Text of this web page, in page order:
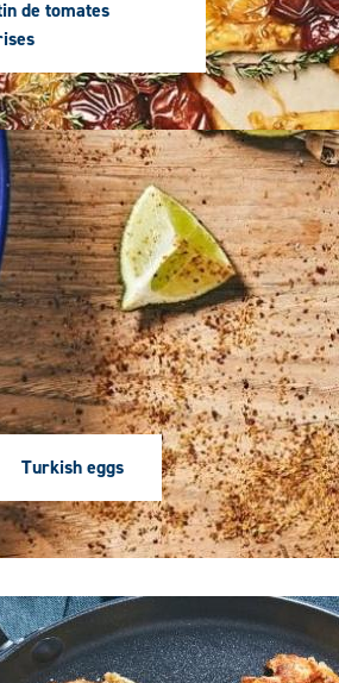
de tomates
Turkish eggs